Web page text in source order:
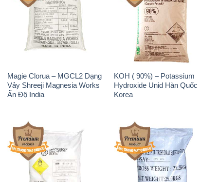
Magie Clorua – MGCL2 Dạng
Vảy Shreeji Magnesia Works
Ấn Độ India
KOH ( 90%) – Potassium
Hydroxide Unid Hàn Quốc
Korea